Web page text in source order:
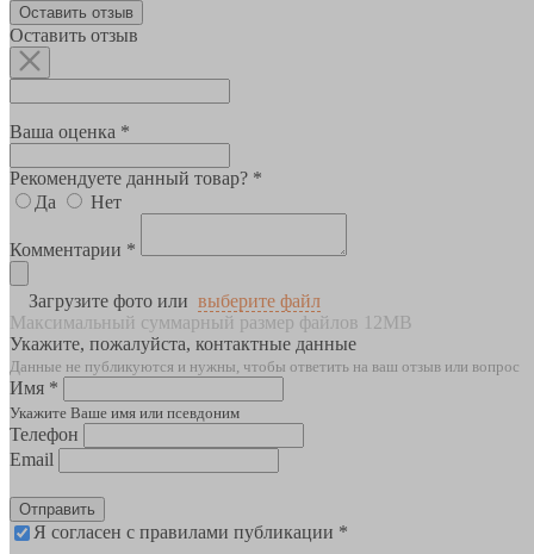
Оставить отзыв
Оставить отзыв
Ваша оценка *
Рекомендуете данный товар? *
Да
Нет
Комментарии *
Загрузите фото или выберите файл
Максимальный суммарный размер файлов 12MB
Укажите, пожалуйста, контактные данные
Данные не публикуются и нужны, чтобы ответить на ваш отзыв или вопрос
Имя *
Укажите Ваше имя или псевдоним
Телефон
Email
Отправить
Я согласен с правилами публикации *